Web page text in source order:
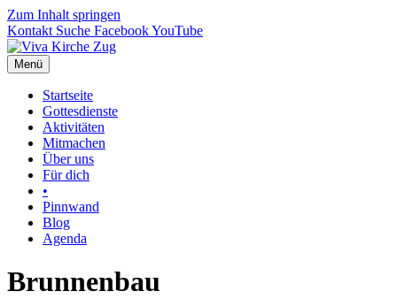
Zum Inhalt springen
Kontakt Suche FacebookYouTube
Menü
Startseite
Gottesdienste
Aktivitäten
Mitmachen
Über uns
Für dich
•
Pinnwand
Blog
Agenda
Brunnenbau